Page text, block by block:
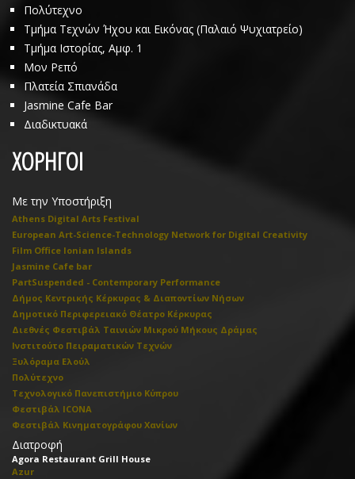
Πολύτεχνο
Τμήμα Τεχνών Ήχου και Εικόνας (Παλαιό Ψυχιατρείο)
Τμήμα Ιστορίας, Αμφ. 1
Μον Ρεπό
Πλατεία Σπιανάδα
Jasmine Cafe Bar
Διαδικτυακά
ΧΟΡΗΓΟΙ
Με την Υποστήριξη
Athens Digital Arts Festival
European Art-Science-Technology Network for Digital Creativity
Film Office Ionian Islands
Jasmine Cafe bar
PartSuspended - Contemporary Performance
Δήμος Κεντρικής Κέρκυρας & Διαποντίων Νήσων
Δημοτικό Περιφερειακό Θέατρο Κέρκυρας
Διεθνές Φεστιβάλ Ταινιών Μικρού Μήκους Δράμας
Ινστιτούτο Πειραματικών Τεχνών
Ξυλόραμα Ελούλ
Πολύτεχνο
Τεχνολογικό Πανεπιστήμιο Κύπρου
Φεστιβάλ ICONA
Φεστιβάλ Κινηματογράφου Χανίων
Διατροφή
Agora Restaurant Grill House
Azur